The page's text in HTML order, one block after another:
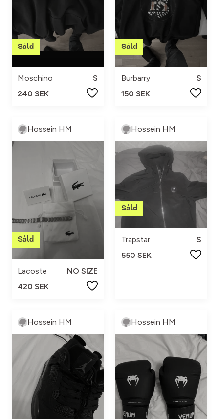
Moschino
S
240 SEK
Burbarry
S
150 SEK
Hossein HM
Lacoste
NO SIZE
420 SEK
Hossein HM
Trapstar
S
550 SEK
Hossein HM Hossein HM